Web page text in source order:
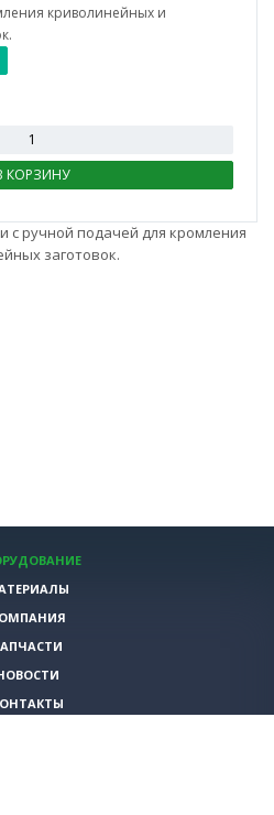
криволинейных и
КОРЗИНУ
с ручной подачей для кромления
заготовок.